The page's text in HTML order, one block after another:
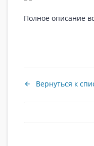
Полное описание
Вернуться к